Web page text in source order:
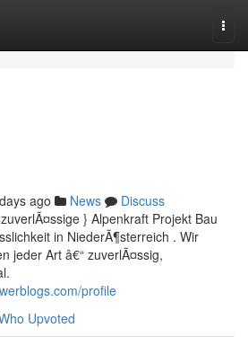
ago News
Discuss
} Alpenkraft Projekt Bau
in NiederÃ¶sterreich . Wir
jeder Art â€“ zuverlÃ¤ssig,
profile
Upvoted